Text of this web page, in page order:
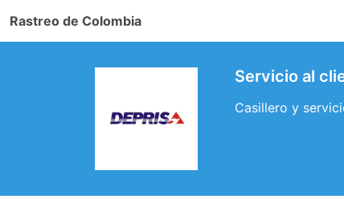
Rastreo de Colombia
Servicio al
Casillero y